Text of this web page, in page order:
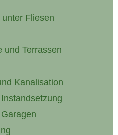
Fliesen
und Terrassen
Kanalisation